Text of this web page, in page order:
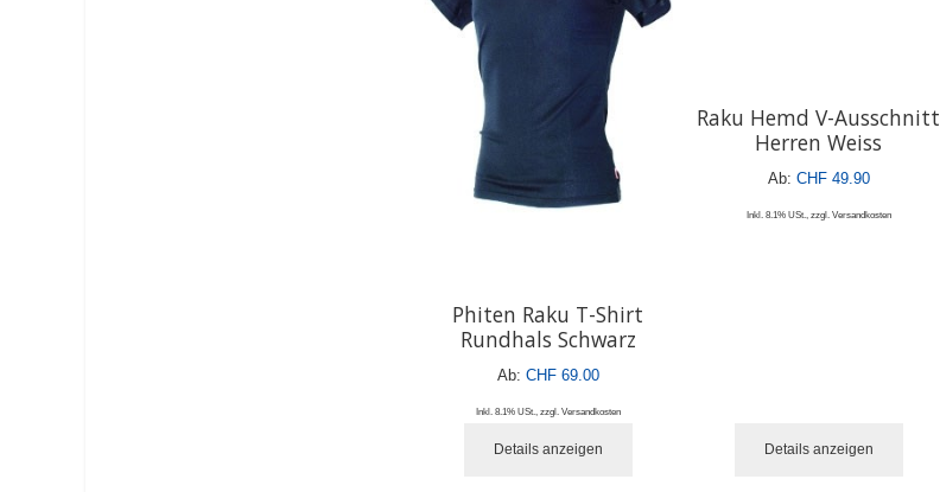
Phiten Raku T-Shirt
Rundhals Schwarz
Ab: CHF 69.00
Inkl. 8.1% USt. zzgl. Versandkosten
Details anzeigen
Raku Hemd V-Ausschnitt
Herren Weiss
Ab: CHF 49.90
Inkl. 8.1% USt., zzgl. Versandkosten
Details anzeigen